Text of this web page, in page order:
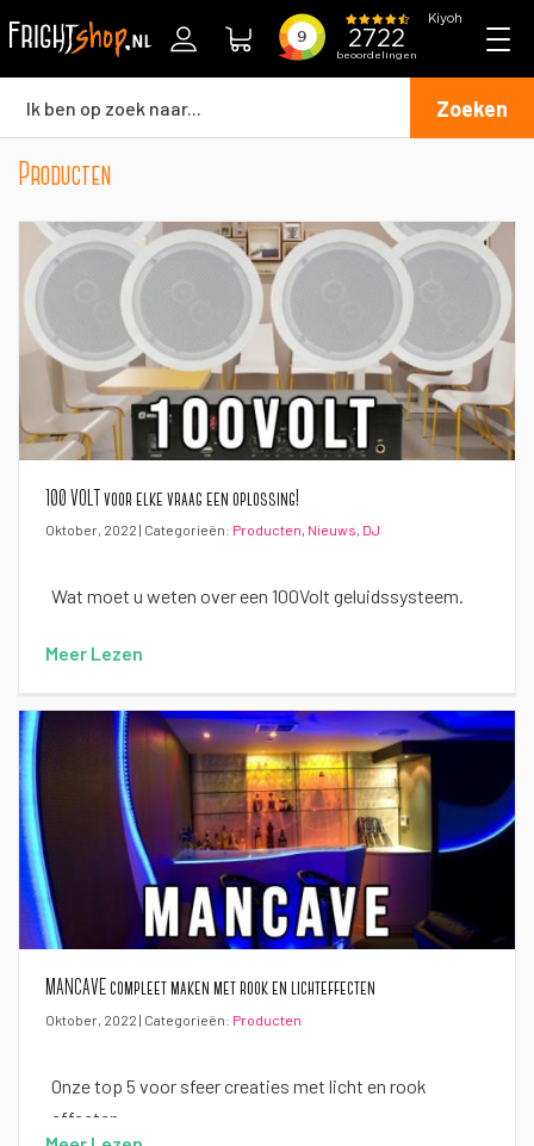
Zoeken
Producten
100 VOLT voor elke vraag een oplossing!
Oktober, 2022 | Categorieën: Producten, Nieuws, DJ
Wat moet u weten over een 100Volt geluidssysteem.
Meer Lezen
MANCAVE compleet maken met rook en lichteffecten
Oktober, 2022 | Categorieën: Producten
Onze top 5 voor sfeer creaties met licht en rook
effecten